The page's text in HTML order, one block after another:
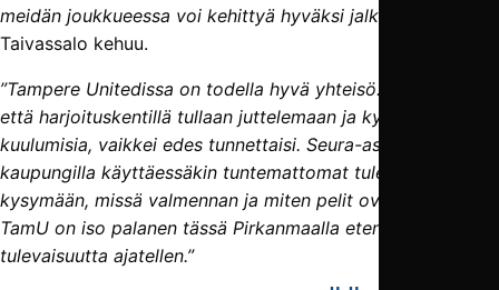
meidän joukkueessa voi kehittyä hyväksi jalkapalloilijaksi”
Taivassalo kehuu.
”Tampere Unitedissa on todella hyvä yhteisö. On mukavaa,
että harjoituskentillä tullaan juttelemaan ja kysymään
kuulumisia, vaikkei edes tunnettaisi. Seura-asua
kaupungilla käyttäessäkin tuntemattomat tulevat
kysymään, missä valmennan ja miten pelit ovat menneet.
TamU on iso palanen tässä Pirkanmaalla etenkin
tulevaisuutta ajatellen.”